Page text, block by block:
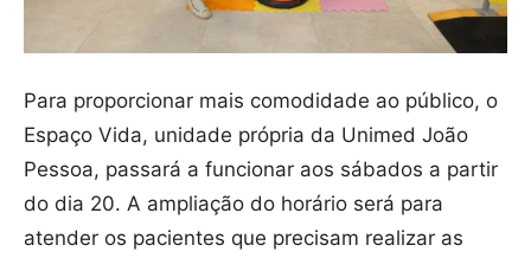
Para proporcionar mais comodidade ao público, o
Espaço Vida, unidade própria da Unimed João
Pessoa, passará a funcionar aos sábados a partir
do dia 20. A ampliação do horário será para
atender os pacientes que precisam realizar as